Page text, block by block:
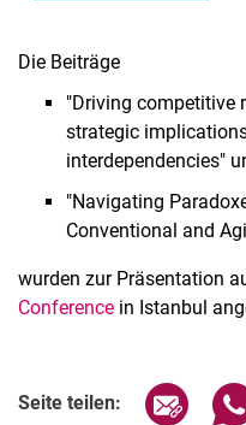
Die Beiträge
"Driving competitive
strategic
interdependencies"
"Navigating
Conventional and
wurden zur Präsentation
Conference in Istanbul
Seite teilen: Seite